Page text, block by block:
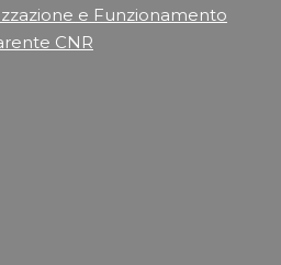
e Funzionamento
CNR